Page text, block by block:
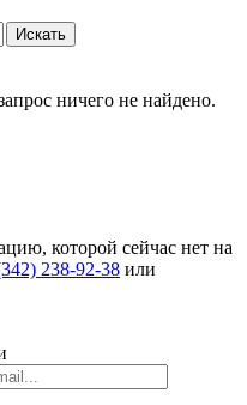
ничего не найдено.
которой сейчас нет на
238-92-38 или